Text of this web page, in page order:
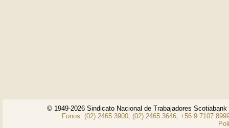
© 1949-2026 Sindicato Nacional de Trabajadores
Fonos: (02) 2465 3900, (02) 2465 3646, +56 9 7107